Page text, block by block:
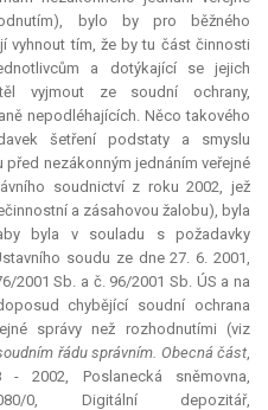
bylo by pro běžného
vyhnout tím, že by tu část činnosti
a dotýkající se jejich
vyjmout ze soudní ochrany,
nepodléhajících. Něco takového
šetření podstaty a smyslu
nezákonným jednáním veřejné
soudnictví z roku 2002, jež
a zásahovou žalobu), byla
byla v souladu s požadavky
soudu ze dne 27. 6. 2001,
2001 Sb. a č. 96/2001 Sb. ÚS a na
chybějící soudní ochrana
správy než rozhodnutími (viz
řádu správním. Obecná část,
- 2002, Poslanecká sněmovna,
0, Digitální depozitář,